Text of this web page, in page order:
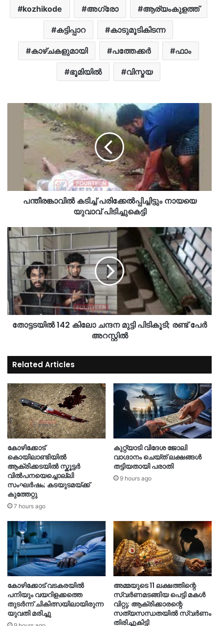
kozhikode അഗ്രോ ആര്യംകുളത്ത്
കട്ടിപ്പാറ കാടുമൂടികിടന്ന
കാഴ്ചകളുമായി പത്തേക്കർ ഫാം
ഭൂമിയില്‍ വിസ്മയ
പന്തീരങ്കാവില്‍ കടിച്ച് പരിക്കേല്‍പ്പിച്ചിട്ടും നായയെ
യുവാവ് പിടിച്ചുകെട്ടി
തോട്ടടയിൽ 142 കിലോ ചന്ദന മുട്ടി പിടികൂടി; രണ്ട് പേർ
അറസ്റ്റിൽ
Related Articles
കോഴിക്കോട്
കൊയിലാണ്ടിയിൽ
ആക്രിക്കടയിൽ സ്കൂട്ടർ
വിൽപനയെച്ചൊല്ലി
സംഘർഷം; കടയുടമയ്ക്ക്
കുത്തേറ്റു
7 hours ago
കുറ്റ്യാടി വിദേശ ജോലി
വാഗ്ദാനം ചെയ്ത് ലക്ഷങ്ങൾ
തട്ടിയതായി പരാതി
9 hours ago
കോഴിക്കോട് വടകരയിൽ
പനിയും വയറിളക്കത്തെ
തുടർന്ന് ചികിത്സയിലായിരുന്ന
യുവതി മരിച്ചു
അമ്മയുടെ 11 ലക്ഷത്തിന്റെ
സ്വർണമടങ്ങിയ പെട്ടി മകൾ
വിറ്റു; ആക്രിക്കാരന്റെ
സത്യസന്ധതയിൽ സ്വർണം
തിരിച്ചുകിട്ടി